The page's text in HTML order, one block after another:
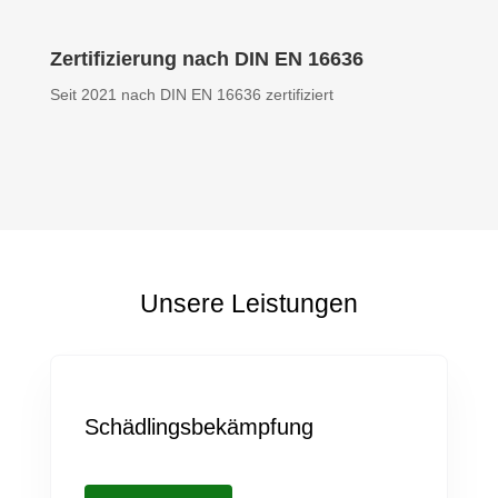
Zertifizierung nach DIN EN 16636
Seit 2021 nach DIN EN 16636 zertifiziert
Unsere Leistungen
Schädlingsbekämpfung